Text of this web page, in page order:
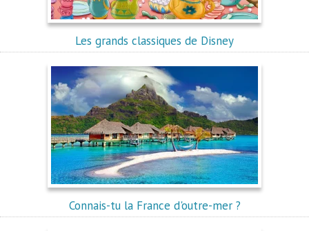
Les grands classiques de Disney
Connais-tu la France d'outre-mer ?